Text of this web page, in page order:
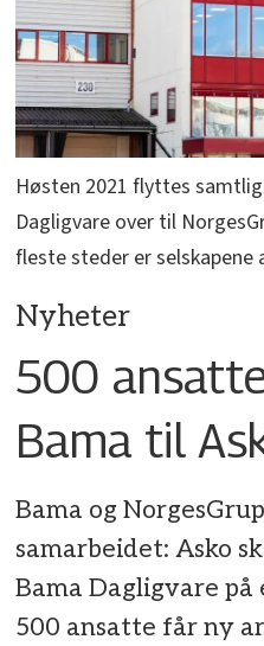
Høsten 2021 flyttes
Dagligvare over til
fleste steder er selskapene
Nyheter
500
Bama til
Bama og
samarbeidet: Asko
Bama Dagligvare
500 ansatte får ny